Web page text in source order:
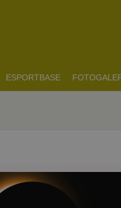
ESPORTBASE